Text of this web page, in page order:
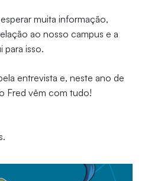
muita informação,
ao nosso campus e a
para isso.
entrevista e, neste ano de
Fred vêm com tudo!